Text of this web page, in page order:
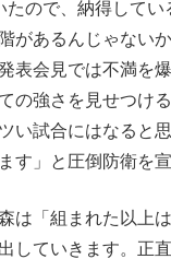
たので、納得してい
があるんじゃない
表会見では不満を
の強さを見せつけ
い試合にはなると
す」と圧倒防衛を宣
は「組まれた以上
していきます。正